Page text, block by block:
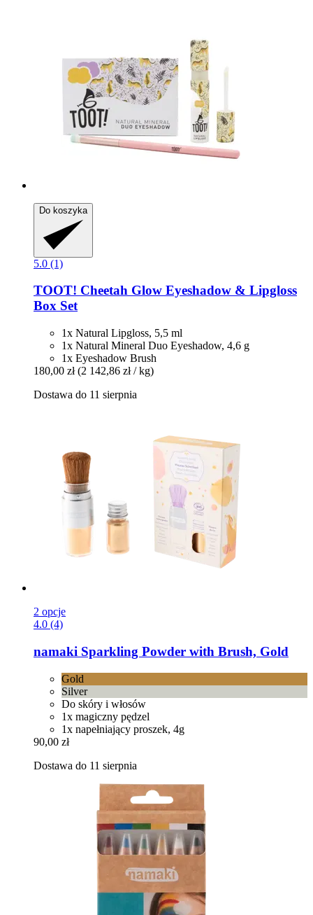
Do koszyka
5.0 (1)
TOOT! Cheetah Glow Eyeshadow & Lipgloss
Box Set
1x Natural Lipgloss, 5,5 ml
1x Natural Mineral Duo Eyeshadow, 4,6 g
1x Eyeshadow Brush
180,00 zł (2 142,86 zł / kg)
Dostawa do 11 sierpnia
2 opcje
4.0 (4)
namaki Sparkling Powder with Brush, Gold
Gold
Silver
Do skóry i włosów
1x magiczny pędzel
1x napełniający proszek, 4g
90,00 zł
Dostawa do 11 sierpnia